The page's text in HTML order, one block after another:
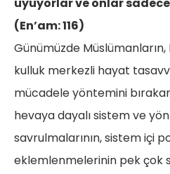
uyuyorlar ve onlar
(En’am: 116)
Günümüzde Müslümanların,
kulluk merkezli hayat
mücadele yöntemini
hevaya dayalı sistem ve
savrulmalarının, sistem içi
eklemlenmelerinin pek çok